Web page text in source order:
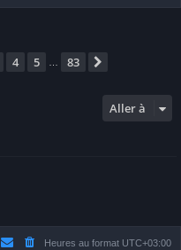
4 5 83
Aller à
Heures au format UTC+03:00